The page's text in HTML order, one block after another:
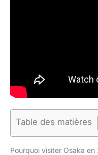
Table des matières
Pourquoi visiter Osaka en